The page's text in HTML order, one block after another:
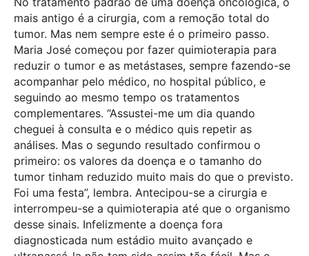
mais antigo é a cirurgia, com a remoção total do
tumor. Mas nem sempre este é o primeiro passo.
Maria José começou por fazer quimioterapia para
reduzir o tumor e as metástases, sempre fazendo-se
acompanhar pelo médico, no hospital público, e
seguindo ao mesmo tempo os tratamentos
complementares. “Assustei-me um dia quando
cheguei à consulta e o médico quis repetir as
análises. Mas o segundo resultado confirmou o
primeiro: os valores da doença e o tamanho do
tumor tinham reduzido muito mais do que o previsto.
Foi uma festa”, lembra. Antecipou-se a cirurgia e
interrompeu-se a quimioterapia até que o organismo
desse sinais. Infelizmente a doença fora
diagnosticada num estádio muito avançado e